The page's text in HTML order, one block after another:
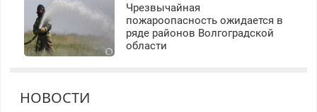
Чрезвычайная
пожароопасность ожидается в
ряде районов Волгоградской
области
НОВОСТИ